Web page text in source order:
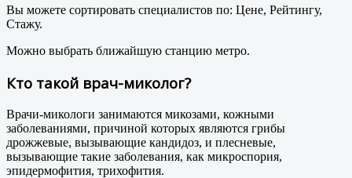
Вы можете сортировать специалистов по: Цене, Рейтингу,
Стажу.
Можно выбрать ближайшую станцию метро.
Кто такой врач-миколог?
Врачи-микологи занимаются микозами, кожными
заболеваниями, причиной которых являются грибы
дрожжевые, вызывающие кандидоз, и плесневые,
вызывающие такие заболевания, как микроспория,
эпидермофития, трихофития.